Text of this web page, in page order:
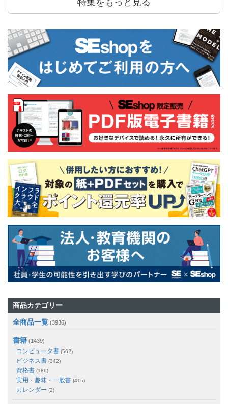
特集をもっと見る
商品カテゴリー
全商品一覧 (3936)
書籍 (1439)
コンピュータ書 (562)
ビジネス書 (342)
資格書 (186)
実用・趣味・一般書 (415)
カレンダー (2)